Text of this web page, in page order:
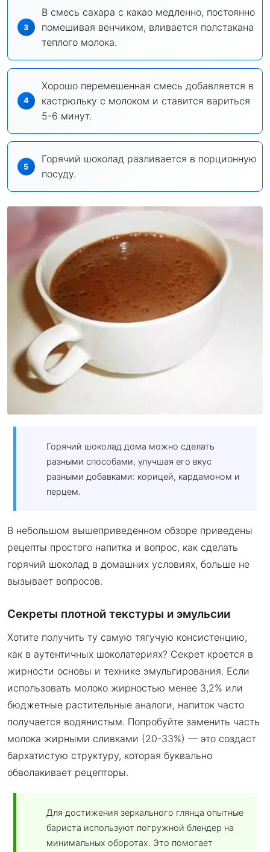
В смесь сахара с какао медленно, постоянно
помешивая венчиком, вливается полстакана
теплого молока.
Хорошо перемешенная смесь добавляется в
кастрюльку с молоком и ставится вариться
5-6 минут.
Горячий шоколад разливается в порционную
посуду.
Горячий шоколад дома можно сделать
разными способами, улучшая его вкус
разными добавками: корицей, кардамоном и
перцем.
В небольшом вышеприведенном обзоре приведены
рецепты простого напитка и вопрос, как сделать
горячий шоколад в домашних условиях, больше не
вызывает вопросов.
Секреты плотной текстуры и эмульсии
Хотите получить ту самую тягучую консистенцию,
как в аутентичных шоколатериях? Секрет кроется в
жирности основы и технике эмульгирования. Если
использовать молоко жирностью менее 3,2% или
бюджетные растительные аналоги, напиток часто
получается водянистым. Попробуйте заменить часть
молока жирными сливками (20-33%) — это создаст
бархатистую структуру, которая буквально
обволакивает рецепторы.
Для достижения зеркального глянца опытные
бариста используют погружной блендер на
минимальных оборотах. Это помогает